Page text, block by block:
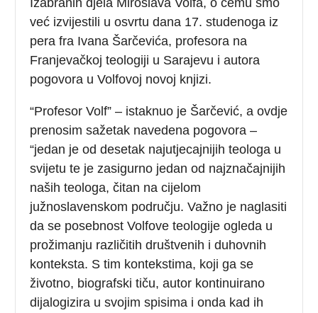
već izvijestili u osvrtu dana 17. studenoga iz
pera fra Ivana Šarčevića, profesora na
Franjevačkoj teologiji u Sarajevu i autora
pogovora u Volfovoj novoj knjizi.
“Profesor Volf” – istaknuo je Šarčević, a ovdje
prenosim sažetak navedena pogovora –
“jedan je od desetak najutjecajnijih teologa u
svijetu te je zasigurno jedan od najznačajnijih
naših teologa, čitan na cijelom
južnoslavenskom području. Važno je naglasiti
da se posebnost Volfove teologije ogleda u
prožimanju različitih društvenih i duhovnih
konteksta. S tim kontekstima, koji ga se
životno, biografski tiču, autor kontinuirano
dijalogizira u svojim spisima i onda kad ih